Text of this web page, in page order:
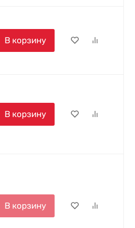
В корзину
В корзину
В корзину